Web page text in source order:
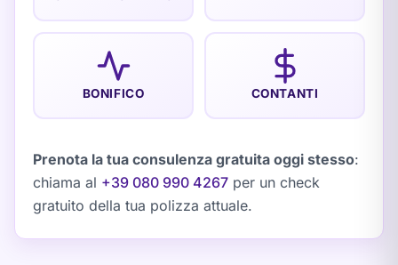
BONIFICO CONTANTI
Prenota la tua consulenza gratuita oggi stesso:
chiama al +39 080 990 4267 per un check
gratuito della tua polizza attuale.